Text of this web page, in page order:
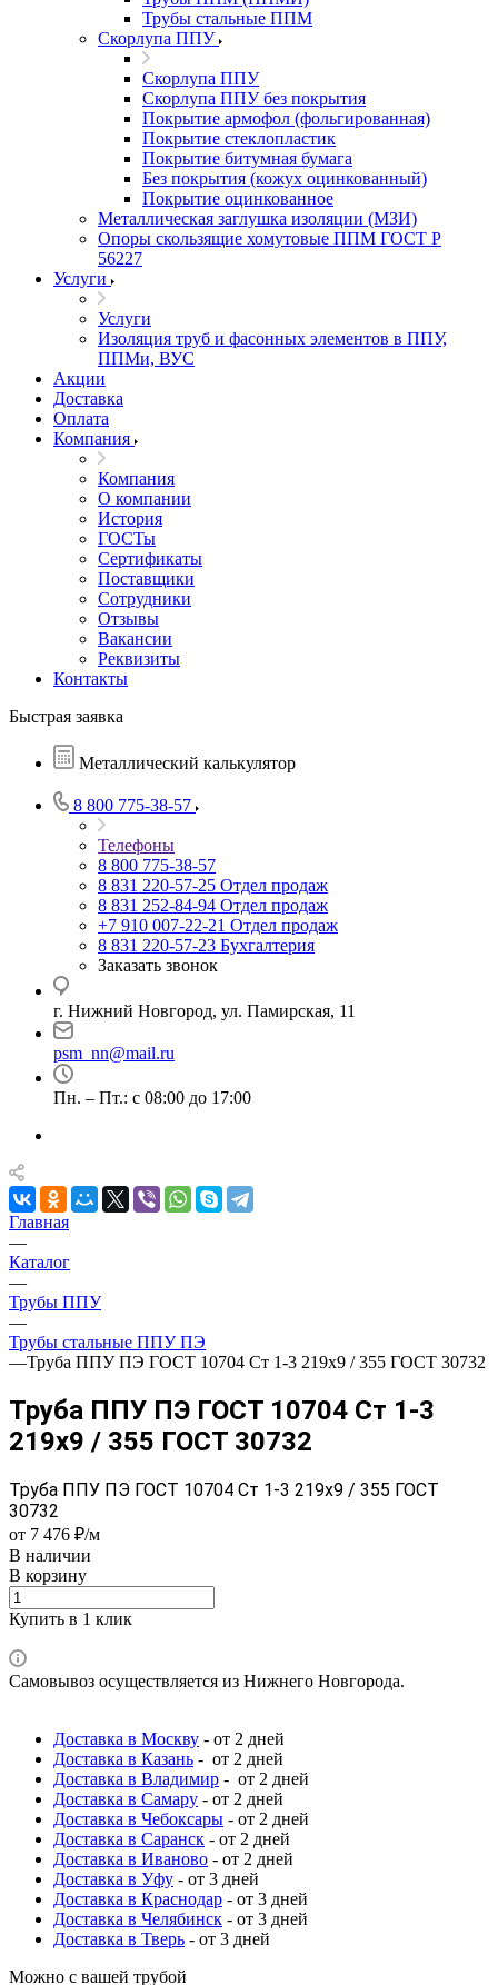
Трубы стальные ППМ
Скорлупа ППУ
Скорлупа ППУ
Скорлупа ППУ без покрытия
Покрытие армофол (фольгированная)
Покрытие стеклопластик
Покрытие битумная бумага
Без покрытия (кожух оцинкованный)
Покрытие оцинкованное
Металлическая заглушка изоляции (МЗИ)
Опоры скользящие хомутовые ППМ ГОСТ Р
56227
Услуги
Услуги
Изоляция труб и фасонных элементов в ППУ,
ППМи, ВУС
Акции
Доставка
Оплата
Компания
Компания
О компании
История
ГОСТы
Сертификаты
Поставщики
Сотрудники
Отзывы
Вакансии
Реквизиты
Контакты
Быстрая заявка
Металлический калькулятор
8 800 775-38-57
Телефоны
8 800 775-38-57
8 831 220-57-25 Отдел продаж
8 831 252-84-94 Отдел продаж
+7 910 007-22-21 Отдел продаж
8 831 220-57-23 Бухгалтерия
Заказать звонок
г. Нижний Новгород, ул. Памирская, 11
psm_nn@mail.ru
Пн. – Пт.: с 08:00 до 17:00
Главная
—
Каталог
—
Трубы ППУ
—
Трубы стальные ППУ ПЭ
—Труба ППУ ПЭ ГОСТ 10704 Ст 1-3 219x9 / 355 ГОСТ 30732
Труба ППУ ПЭ ГОСТ 10704 Ст 1-3
219x9 / 355 ГОСТ 30732
Труба ППУ ПЭ ГОСТ 10704 Ст 1-3 219x9 / 355 ГОСТ
30732
от 7 476 ₽/м
В наличии
В корзину
Купить в 1 клик
Самовывоз осуществляется из Нижнего Новгорода.
Доставка в Москву - от 2 дней
Доставка в Казань - от 2 дней
Доставка в Владимир - от 2 дней
Доставка в Самару - от 2 дней
Доставка в Чебоксары - от 2 дней
Доставка в Саранск - от 2 дней
Доставка в Иваново - от 2 дней
Доставка в Уфу - от 3 дней
Доставка в Краснодар - от 3 дней
Доставка в Челябинск - от 3 дней
Доставка в Тверь - от 3 дней
Можно с вашей трубой